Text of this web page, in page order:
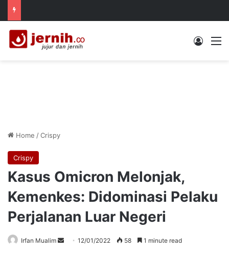
Log In
Home /Crispy
Crispy
Kasus Omicron Melonjak,
Kemenkes: Didominasi Pelaku
Perjalanan Luar Negeri
Irfan Mualim
Send12/01/2022 58 1 minute read